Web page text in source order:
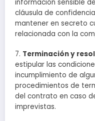
información sensible
cláusula de
mantener en secreto
relacionada con la
7. Terminación y
estipular las
incumplimiento de
procedimientos de
del contrato en caso
imprevistas.